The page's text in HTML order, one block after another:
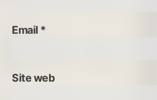
Email *
Site web